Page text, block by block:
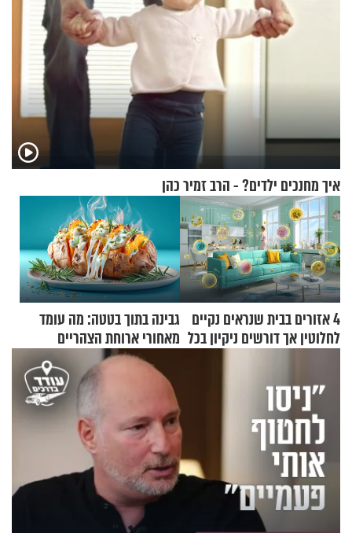
איך מחנכים ילדים? - הרב זמיר כהן
4 אזורים בבית שנראים נקיים
לחלוטין אך דורשים ניקיון בכל
גבינה בתוך בטטה: מה עומד
מאחורי ארוחת הצהריים
שכבשה את הרשת?